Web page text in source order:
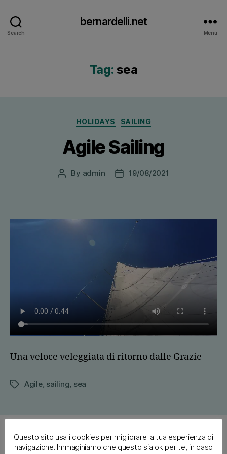
Search
bernardelli.net
Menu
Tag: sea
Categories
HOLIDAYS SAILING
Agile Sailing
Post
By admin
Post19/08/2021
Una veloce veleggiata di ritorno dalle Grazie
TagsAgile, sailing, sea
Archives
Questo sito usa i cookies per migliorare la tua esperienza di
navigazione. Immaginiamo che questo sia ok per te, in caso